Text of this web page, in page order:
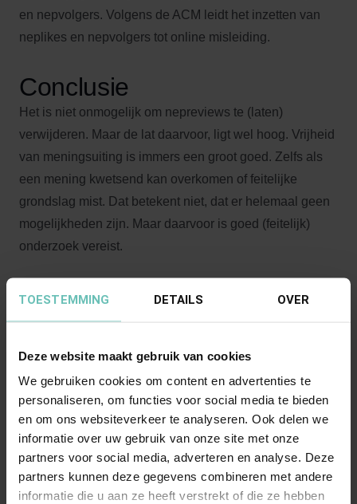
TOESTEMMING DETAILS OVER
Deze website maakt gebruik van cookies
We gebruiken cookies om content en advertenties te
personaliseren, om functies voor social media te bieden
en om ons websiteverkeer te analyseren. Ook delen we
informatie over uw gebruik van onze site met onze
partners voor social media, adverteren en analyse. Deze
partners kunnen deze gegevens combineren met andere
informatie die u aan ze heeft verstrekt of die ze hebben
en nepvolgers. Volgens de ACM leidt het inzetten van
neplikes en nepvolgers tot online misleiding.
Conclusie
Het is niet onmogelijk om nepreviews te (laten)
verwijderen. Maar de lat daarvoor, ligt wel hoog. Vrijheid
van meningsuiting is immers een groot goed. Zelfs als
een mening kwetsend kan overkomen of feitelijke
grondslag mist. Dat betekent niet, dat er helemaal geen
mogelijkheden zijn. Maar daarvoor is goed (feitelijk)
onderzoek vereist.
Heeft u last van nepreviews en wilt u weten wat u
specialistenvan Banning.
Meer nieuws